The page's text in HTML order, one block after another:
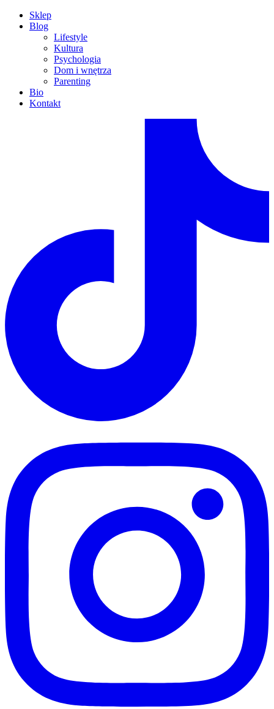
Sklep
Blog
Lifestyle
Kultura
Psychologia
Dom i wnętrza
Parenting
Bio
Kontakt